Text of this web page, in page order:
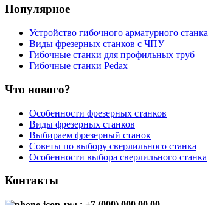
Популярное
Устройство гибочного арматурного станка
Виды фрезерных станков с ЧПУ
Гибочные станки для профильных труб
Гибочные станки Pedax
Что нового?
Особенности фрезерных станков
Виды фрезерных станков
Выбираем фрезерный станок
Советы по выбору сверлильного станка
Особенности выбора сверлильного станка
Контакты